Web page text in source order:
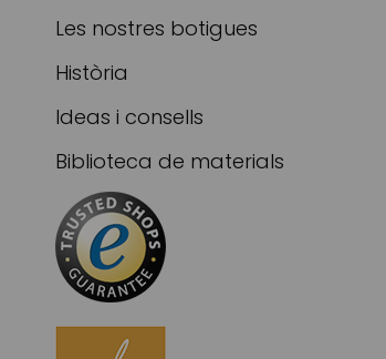
Les nostres botigues
Història
Ideas i consells
Biblioteca de materials